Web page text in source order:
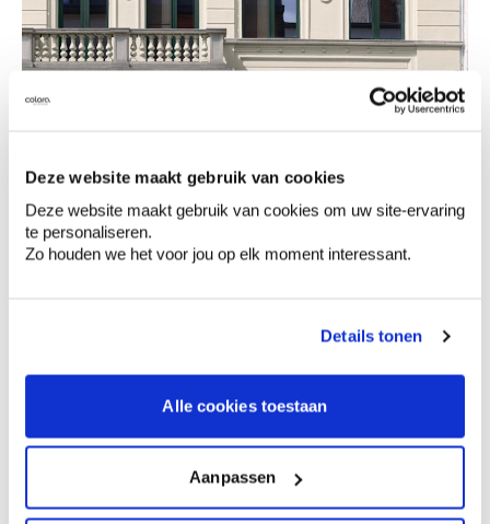
Deze website maakt gebruik van cookies
Deze website maakt gebruik van cookies om uw site-ervaring
te personaliseren.
Zo houden we het voor jou op elk moment interessant.
Details tonen
Alle cookies toestaan
Aanpassen
foncé